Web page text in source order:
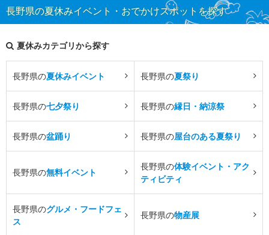
長野県の夏休みイベント・おでかけスポットを探す
夏休みカテゴリから探す
長野県の夏休みイベント 長野県の夏祭り
長野県の七夕祭り 長野県の縁日・納涼祭
長野県の盆踊り 長野県の屋台のある夏祭り
長野県の無料イベント
長野県の体験イベント・アク
ティビティ
長野県のグルメ・フードフェ
ス
長野県の物産展